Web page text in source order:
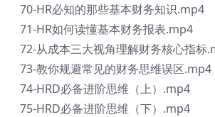
70-HR必知的那些基本财务知识.mp4
71-HR如何读懂基本财务报表.mp4
72-从成本三大视角理解财务核心指标
73-教你规避常见的财务思维误区.mp4
74-HRD必备进阶思维（上）.mp4
75-HRD必备进阶思维（下）.mp4